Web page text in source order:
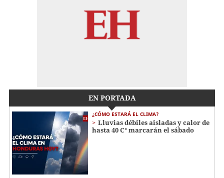
EN PORTADA
¿CÓMO ESTARÁ EL CLIMA?
Lluvias débiles aisladas y calor de
hasta 40 C° marcarán el sábado